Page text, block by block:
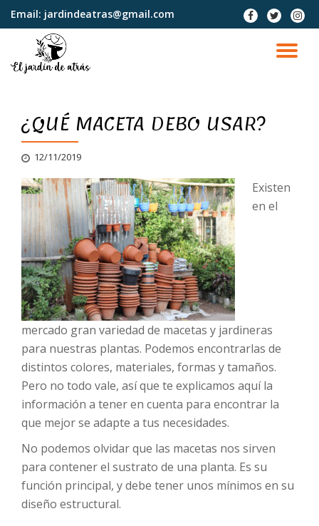
contenido
Email: jardindeatras@gmail.com
fa-
facebook
fa-
twitter
fa-
¿QUÉ MACETA DEBO USAR?
12/11/2019
Existen
en el
mercado gran variedad de macetas y jardineras
para nuestras plantas. Podemos encontrarlas de
distintos colores, materiales, formas y tamaños.
Pero no todo vale, así que te explicamos aquí la
información a tener en cuenta para encontrar la
que mejor se adapte a tus necesidades.
No podemos olvidar que las macetas nos sirven
para contener el sustrato de una planta. Es su
función principal, y debe tener unos mínimos en su
diseño estructural.